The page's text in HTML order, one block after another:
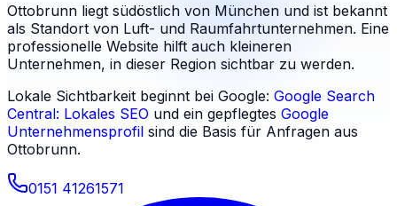
Ottobrunn liegt südöstlich von München und ist bekannt
als Standort von Luft- und Raumfahrtunternehmen. Eine
professionelle Website hilft auch kleineren
Unternehmen, in dieser Region sichtbar zu werden.
Lokale Sichtbarkeit beginnt bei Google: Google Search
Central: Lokales SEO und ein gepflegtes Google
Unternehmensprofil sind die Basis für Anfragen aus
Ottobrunn.
0151 41261571